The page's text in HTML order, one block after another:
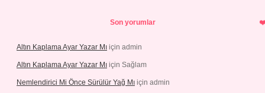
Son yorumlar
Altın Kaplama Ayar Yazar Mı için admin
Altın Kaplama Ayar Yazar Mı için Sağlam
Nemlendirici Mi Önce Sürülür Yağ Mı için admin